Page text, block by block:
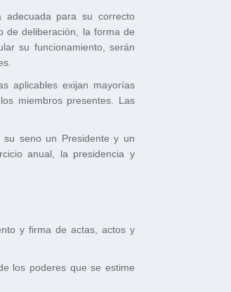
adecuada para su correcto
de deliberación, la forma de
su funcionamiento, serán
aplicables exijan mayorías
miembros presentes. Las
su seno un Presidente y un
anual, la presidencia y
y firma de actas, actos y
los poderes que se estime